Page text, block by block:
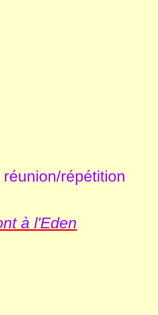
répétition
à l'Eden